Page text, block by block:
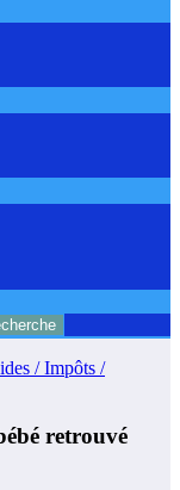
/ Impôts /
retrouvé